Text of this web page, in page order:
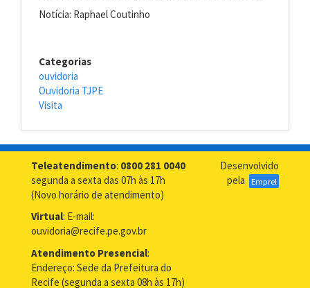
Notícia: Raphael Coutinho
Categorias
ouvidoria
Ouvidoria TJPE
Visita
Teleatendimento: 0800 281 0040
segunda a sexta das 07h às 17h
(Novo horário de atendimento)
Virtual: E-mail:
ouvidoria@recife.pe.gov.br
Atendimento Presencial:
Endereço: Sede da Prefeitura do
Recife (segunda a sexta 08h às 17h)
Desenvolvido
pela
Emprel